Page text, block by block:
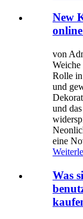
New
von
Rolle
und
und
eine
Was